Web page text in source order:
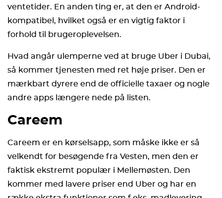
ventetider. En anden ting er, at den er Android-
kompatibel, hvilket også er en vigtig faktor i
forhold til brugeroplevelsen.
Hvad angår ulemperne ved at bruge Uber i Dubai,
så kommer tjenesten med ret høje priser. Den er
mærkbart dyrere end de officielle taxaer og nogle
andre apps længere nede på listen.
Careem
Careem er en kørselsapp, som måske ikke er så
velkendt for besøgende fra Vesten, men den er
faktisk ekstremt populær i Mellemøsten. Den
kommer med lavere priser end Uber og har en